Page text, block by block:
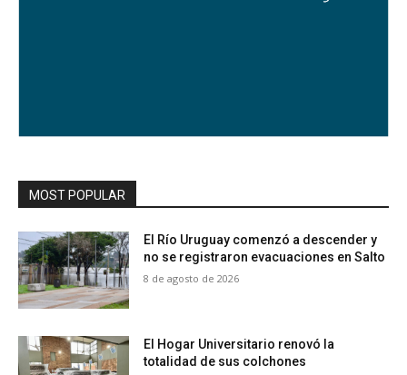
MOST POPULAR
El Río Uruguay comenzó a descender y
no se registraron evacuaciones en Salto
8 de agosto de 2026
El Hogar Universitario renovó la
totalidad de sus colchones